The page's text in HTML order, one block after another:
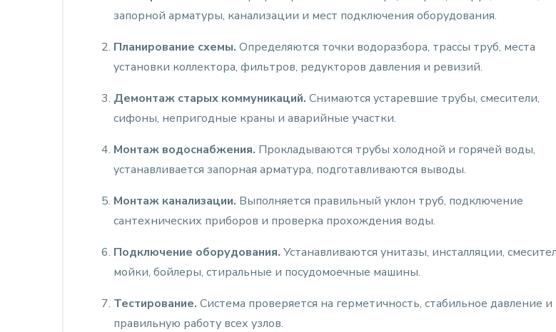
запорной арматуры, канализации и мест подключения оборудования.
Планирование схемы. Определяются точки водоразбора, трассы труб, места
установки коллектора, фильтров, редукторов давления и ревизий.
Демонтаж старых коммуникаций. Снимаются устаревшие трубы, смесители,
сифоны, непригодные краны и аварийные участки.
Монтаж водоснабжения. Прокладываются трубы холодной и горячей воды,
устанавливается запорная арматура, подготавливаются выводы.
Монтаж канализации. Выполняется правильный уклон труб, подключение
сантехнических приборов и проверка прохождения воды.
Подключение оборудования. Устанавливаются унитазы, инсталляции,
мойки, бойлеры, стиральные и посудомоечные машины.
Тестирование. Система проверяется на герметичность, стабильное давление и
правильную работу всех узлов.